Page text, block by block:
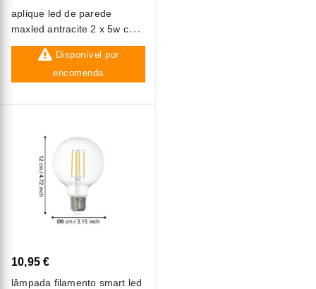
aplique led de parede
maxled antracite 2 x 5w cct3
1105lm ip65
Disponível por
encomenda
10,95 €
lâmpada filamento smart led